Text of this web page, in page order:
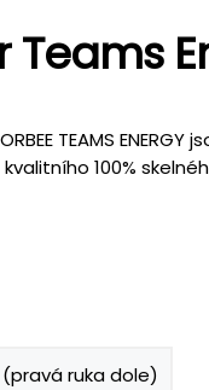
Teams
TEAMS
100%
ruka dole)